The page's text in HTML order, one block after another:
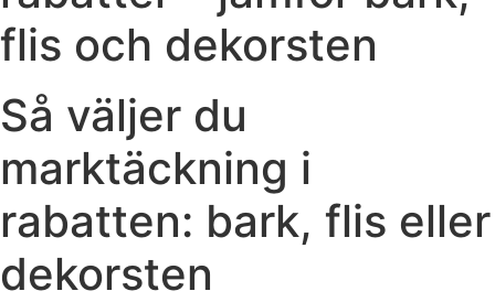
flis och dekorsten
Så väljer du
marktäckning i
rabatten: bark, flis eller
dekorsten